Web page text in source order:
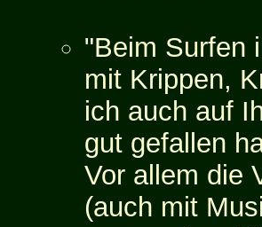
"Beim Surfen
mit Krippen,
ich auch auf
gut gefallen
Vor allem die
(auch mit